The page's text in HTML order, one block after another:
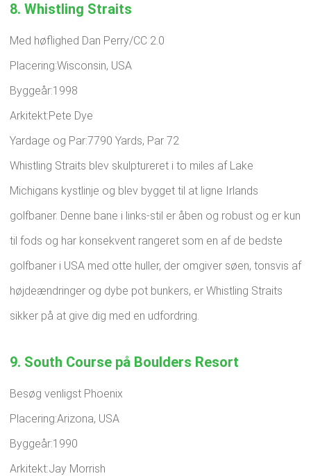
8. Whistling Straits
Med høflighed Dan Perry/CC 2.0
Placering:Wisconsin, USA
Byggeår:1998
Arkitekt:Pete Dye
Yardage og Par:7790 Yards, Par 72
Whistling Straits blev skulptureret i to miles af Lake
Michigans kystlinje og blev bygget til at ligne Irlands
golfbaner. Denne bane i links-stil er åben og robust og er kun
til fods og har konsekvent rangeret som en af ​​de bedste
golfbaner i USA med otte huller, der omgiver søen, tonsvis af
højdeændringer og dybe pot bunkers, er Whistling Straits
sikker på at give dig med en udfordring.
9. South Course på Boulders Resort
Besøg venligst Phoenix
Placering:Arizona, USA
Byggeår:1990
Arkitekt:Jay Morrish